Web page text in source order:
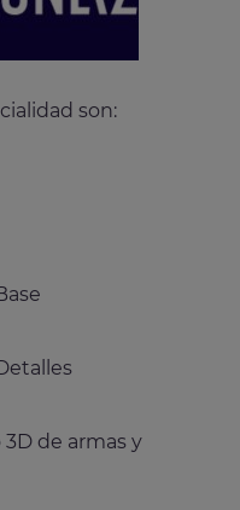
son:
de armas y